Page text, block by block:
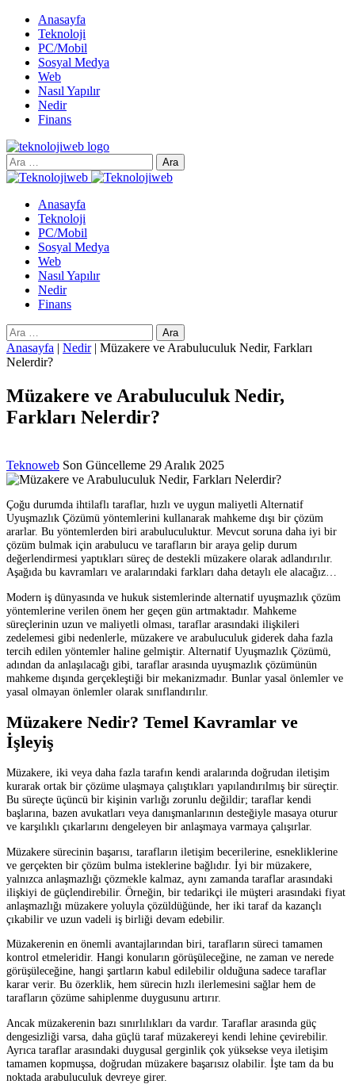
Anasayfa
Teknoloji
PC/Mobil
Sosyal Medya
Web
Nasıl Yapılır
Nedir
Finans
Arama:
Anasayfa
Teknoloji
PC/Mobil
Sosyal Medya
Web
Nasıl Yapılır
Nedir
Finans
Arama:
Anasayfa | Nedir| Müzakere ve Arabuluculuk Nedir, Farkları
Nelerdir?
Müzakere ve Arabuluculuk Nedir,
Farkları Nelerdir?
Posted
by
Teknoweb Son Güncelleme 29 Aralık 2025
Çoğu durumda ihtilaflı taraflar, hızlı ve uygun maliyetli Alternatif
Uyuşmazlık Çözümü yöntemlerini kullanarak mahkeme dışı bir çözüm
ararlar. Bu yöntemlerden biri arabuluculuktur. Mevcut soruna daha iyi bir
çözüm bulmak için arabulucu ve tarafların bir araya gelip durum
değerlendirmesi yaptıkları süreç de destekli müzakere olarak adlandırılır.
Aşağıda bu kavramları ve aralarındaki farkları daha detaylı ele alacağız…
Modern iş dünyasında ve hukuk sistemlerinde alternatif uyuşmazlık çözüm
yöntemlerine verilen önem her geçen gün artmaktadır. Mahkeme
süreçlerinin uzun ve maliyetli olması, taraflar arasındaki ilişkileri
zedelemesi gibi nedenlerle, müzakere ve arabuluculuk giderek daha fazla
tercih edilen yöntemler haline gelmiştir. Alternatif Uyuşmazlık Çözümü,
adından da anlaşılacağı gibi, taraflar arasında uyuşmazlık çözümünün
mahkeme dışında gerçekleştiği bir mekanizmadır. Bunlar yasal önlemler ve
yasal olmayan önlemler olarak sınıflandırılır.
Müzakere Nedir? Temel Kavramlar ve
İşleyiş
Müzakere, iki veya daha fazla tarafın kendi aralarında doğrudan iletişim
kurarak ortak bir çözüme ulaşmaya çalıştıkları yapılandırılmış bir süreçtir.
Bu süreçte üçüncü bir kişinin varlığı zorunlu değildir; taraflar kendi
başlarına, bazen avukatları veya danışmanlarının desteğiyle masaya oturur
ve karşılıklı çıkarlarını dengeleyen bir anlaşmaya varmaya çalışırlar.
Müzakere sürecinin başarısı, tarafların iletişim becerilerine, esnekliklerine
ve gerçekten bir çözüm bulma isteklerine bağlıdır. İyi bir müzakere,
yalnızca anlaşmazlığı çözmekle kalmaz, aynı zamanda taraflar arasındaki
ilişkiyi de güçlendirebilir. Örneğin, bir tedarikçi ile müşteri arasındaki fiyat
anlaşmazlığı müzakere yoluyla çözüldüğünde, her iki taraf da kazançlı
çıkabilir ve uzun vadeli iş birliği devam edebilir.
Müzakerenin en önemli avantajlarından biri, tarafların süreci tamamen
kontrol etmeleridir. Hangi konuların görüşüleceğine, ne zaman ve nerede
görüşüleceğine, hangi şartların kabul edilebilir olduğuna sadece taraflar
karar verir. Bu özerklik, hem sürecin hızlı ilerlemesini sağlar hem de
tarafların çözüme sahiplenme duygusunu artırır.
Ancak müzakerenin bazı sınırlılıkları da vardır. Taraflar arasında güç
dengesizliği varsa, daha güçlü taraf müzakereyi kendi lehine çevirebilir.
Ayrıca taraflar arasındaki duygusal gerginlik çok yüksekse veya iletişim
tamamen kopmuşsa, doğrudan müzakere başarısız olabilir. İşte tam da bu
noktada arabuluculuk devreye girer.